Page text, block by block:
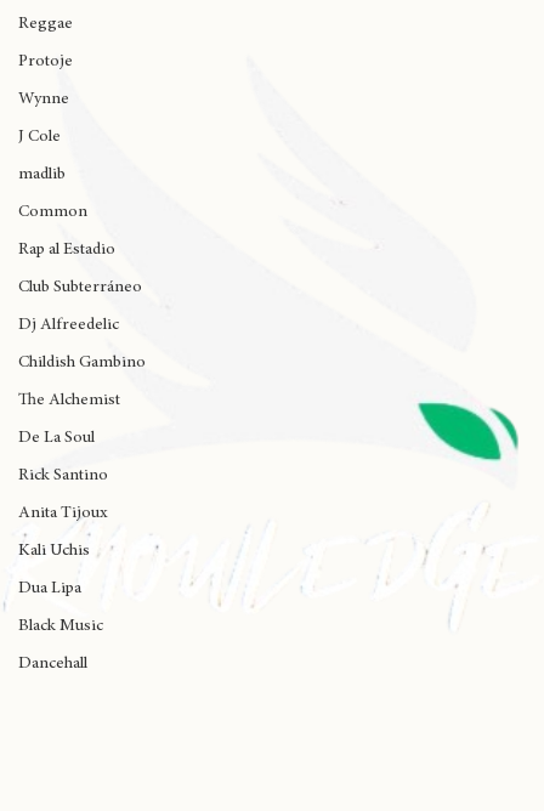
Swami
Reggae
Protoje
Wynne
J Cole
madlib
Common
Rap al Estadio
Club Subterráneo
Dj Alfreedelic
Childish Gambino
The Alchemist
De La Soul
Rick Santino
Anita Tijoux
Kali Uchis
Dua Lipa
Black Music